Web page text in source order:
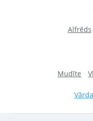
Alfrēds
Mudīte